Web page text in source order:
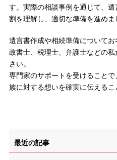
す。実際の相談事例を通じて、
割を理解し、適切な準備を進めま
遺言書作成や相続準備について
政書士、税理士、弁護士などの
さい。
専門家のサポートを受けること
族に対する想いを確実に伝えるこ
最近の記事